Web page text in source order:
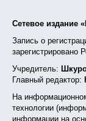
Сетевое издание
Запись о
зарегистрировано
Учредитель:
Главный редактор:
На
технологии
информации на